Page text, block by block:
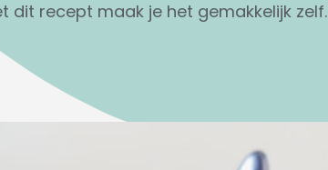
dit recept maak je het gemakkelijk zelf.